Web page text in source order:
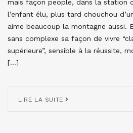
mais façon people, dans la station
l’enfant élu, plus tard chouchou
aime beaucoup la montagne aussi.
sans complexe sa façon de vivre
supérieure”, sensible à la réussite,
[…]
LIRE LA SUITE